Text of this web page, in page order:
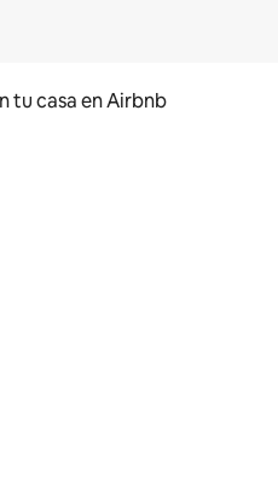
tu casa en Airbnb